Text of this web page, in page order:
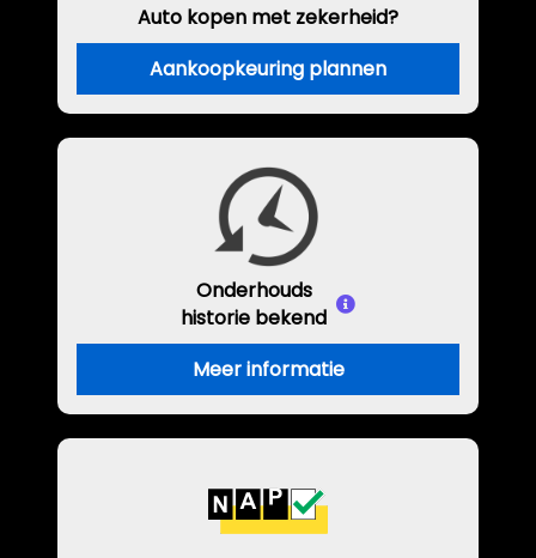
Auto kopen met zekerheid?
Aankoopkeuring plannen
Onderhouds
historie bekend
Meer informatie